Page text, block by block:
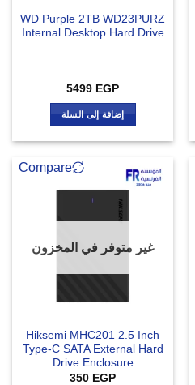
WD Purple 2TB WD23PURZ
Internal Desktop Hard Drive
5499 EGP
إضافة إلى السلة
Compare
غير متوفر في المخزون
Hiksemi MHC201 2.5 Inch
Type-C SATA External Hard
Drive Enclosure
350 EGP